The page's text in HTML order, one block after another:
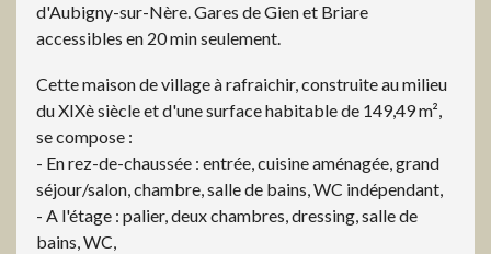
d'Aubigny-sur-Nère. Gares de Gien et Briare
accessibles en 20 min seulement.
Cette maison de village à rafraichir, construite au milieu
du XIXè siècle et d'une surface habitable de 149,49 m²,
se compose :
- En rez-de-chaussée : entrée, cuisine aménagée, grand
séjour/salon, chambre, salle de bains, WC indépendant,
- A l'étage : palier, deux chambres, dressing, salle de
bains, WC,